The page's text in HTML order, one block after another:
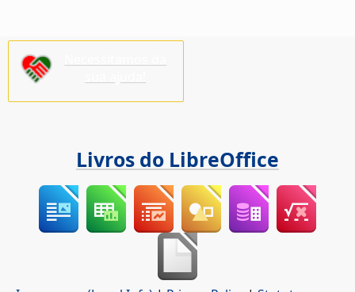
Livros do LibreOffice